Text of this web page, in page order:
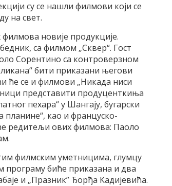
су се нашли филмови који се
на свет.
новије продукције.
са филмом „Сквер“. Гост
Сорентино са контроверзном
бити приказани његови
ће се и филмови „Никада ниси
представити продуценткиња
пехара“ у Шангају, бугарски
као и француско-
редитељи ових филмова: Паоло
филмским уметницима, глумцу
програму биће приказана и два
и „Празник” Ђорђа Кадијевића.